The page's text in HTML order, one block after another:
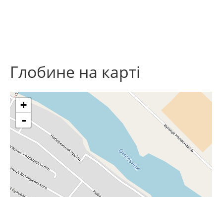
Глобине на карті
+
-